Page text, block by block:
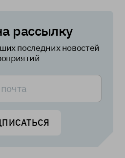
рассылку
последних новостей